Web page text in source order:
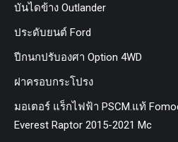
บันไดข้าง Outlander
ประดับยนต์ Ford
ปีกนกปรับองศา Option 4WD
ฝาครอบกระโปรง
มอเตอร์ แร็กไฟฟ้า PSCM.แท้
Everest Raptor 2015-2021 Mc